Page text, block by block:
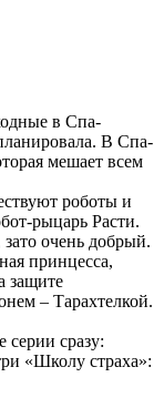
в Спа-
В Спа-
мешает всем
роботы и
рыцарь Расти.
очень добрый.
принцесса,
защите
– Тарахтелкой.
сразу:
«Школу страха»: